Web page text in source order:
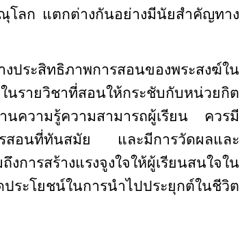
โลก แตกต่างกันอย่างมีนัยสำคัญทาง
ประสิทธิภาพการสอนของพระสงฆ์ใน
นรายวิชาที่สอนให้กระชับกับหน่วยกิต
นความรู้ความสามารถผู้เรียน ควรมี
รสอนที่ทันสมัย และมีการวัดผลและ
รสร้างแรงจูงใจให้ผู้เรียนสนใจใน
ะโยชน์ในการนำไปประยุกต์ในชีวิต